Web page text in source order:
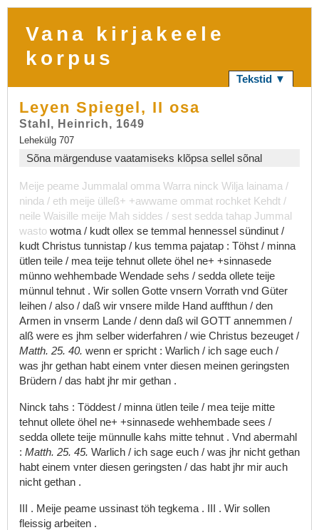
Vana kirjakeele
korpus
Tekstid ▼
Leyen Spiegel, II osa
Stahl, Heinrich, 1649
Lehekülg 707
Sõna märgenduse vaatamiseks klõpsa sellel sõnal
Meije peame Jummalal omma Warra ninck Wilja lainama /
ninda / eth meije ülleß+ +awwame ommat rochket Kehdt /
neile Waisille meije Mah siddes / sest sedda tahap Jummal
wasto wotma / kudt ollex se temmal hennessel sündinut /
kudt Christus tunnistap / kus temma pajatap : Töhst / minna
ütlen teile / mea teije tehnut ollete öhel ne+ +sinnasede
münno wehhembade Wendade sehs / sedda ollete teije
münnul tehnut . Wir sollen Gotte vnsern Vorrath vnd Güter
leihen / also / daß wir vnsere milde Hand auffthun / den
Armen in vnserm Lande / denn daß wil GOTT annemmen /
alß were es jhm selber widerfahren / wie Christus bezeuget /
Matth. 25. 40. wenn er spricht : Warlich / ich sage euch /
was jhr gethan habt einem vnter diesen meinen geringsten
Brüdern / das habt jhr mir gethan .
Ninck tahs : Töddest / minna ütlen teile / mea teije mitte
tehnut ollete öhel ne+ +sinnasede wehhembade sees /
sedda ollete teije münnulle kahs mitte tehnut . Vnd abermahl
: Matth. 25. 45. Warlich / ich sage euch / was jhr nicht gethan
habt einem vnter diesen geringsten / das habt jhr mir auch
nicht gethan .
III . Meije peame ussinast töh tegkema . III . Wir sollen
fleissig arbeiten .